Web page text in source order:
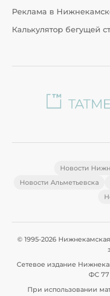
Реклама в
Калькулятор бегущей
Новости
Новости Альметьевска
© 1995-2026
Сетевое издание
ФС 77
При использовании